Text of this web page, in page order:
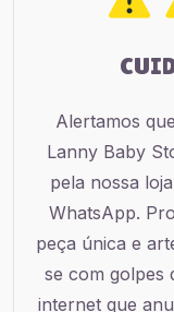
Alertamos
Lanny Baby
pela nossa
WhatsApp.
peça única e
se com golpes
internet que